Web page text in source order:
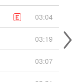
03:04
03:19
03:07